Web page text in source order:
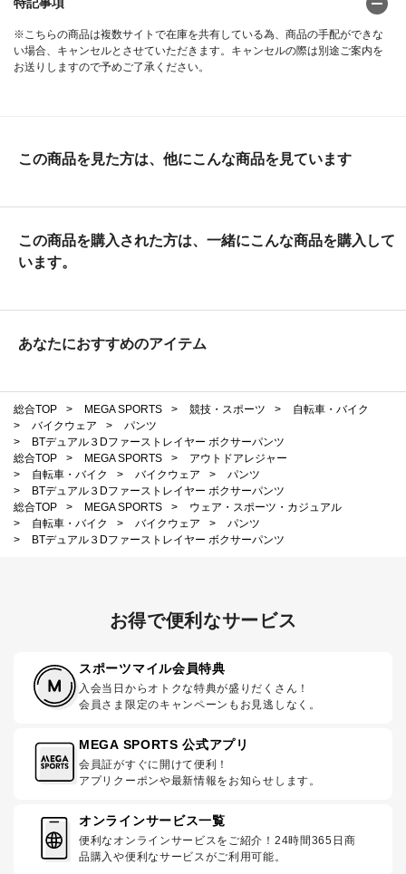
※こちらの商品は複数サイトで在庫を共有している為、商品の手配ができな
い場合、キャンセルとさせていただきます。キャンセルの際は別途ご案内を
お送りしますので予めご了承ください。
この商品を見た方は、他にこんな商品を見ています
この商品を購入された方は、一緒にこんな商品を購入して
います。
あなたにおすすめのアイテム
総合TOP > MEGA SPORTS > 競技・スポーツ >
自転車・バイク
>
バイクウェア >
パンツ
>
BTデュアル３Dファーストレイヤー ボクサーパンツ
総合TOP
> MEGA SPORTS >
アウトドアレジャー
>
自転車・バイク > バイクウェア >
パンツ
>
BTデュアル３Dファーストレイヤー ボクサーパンツ
総合TOP
> MEGA SPORTS >
ウェア・スポーツ・カジュアル
>
自転車・バイク > バイクウェア >
パンツ
>
BTデュアル３Dファーストレイヤー ボクサーパンツ
お得で便利なサービス
スポーツマイル会員特典
入会当日からオトクな特典が盛りだくさん！
会員さま限定のキャンペーンもお見逃しなく。
MEGA SPORTS 公式アプリ
会員証がすぐに開けて便利！
アプリクーポンや最新情報をお知らせします。
オンラインサービス一覧
便利なオンラインサービスをご紹介！24時間365日商
品購入や便利なサービスがご利用可能。